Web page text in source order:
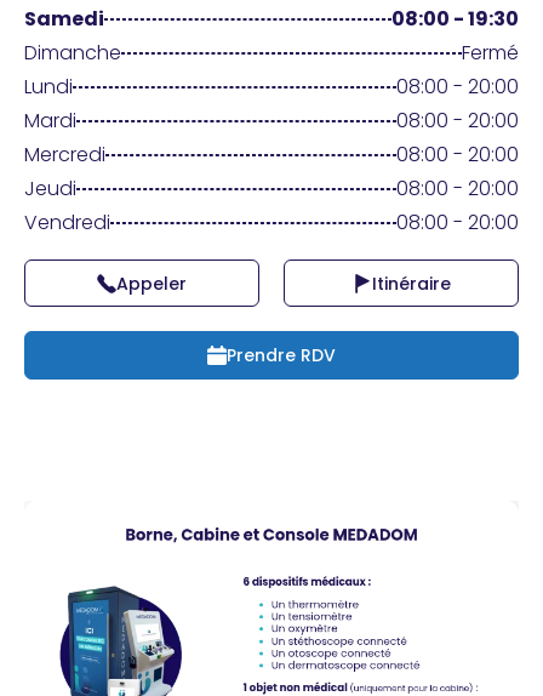
Praticien ?
Samedi
08:00 - 19:30
Dimanche
Fermé
Lundi
08:00 - 20:00
Mardi
08:00 - 20:00
Mercredi
08:00 - 20:00
Jeudi
08:00 - 20:00
Vendredi
08:00 - 20:00
Appeler Itinéraire
Prendre RDV